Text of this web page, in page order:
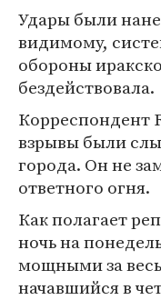
Удары были
видимому,
обороны
бездействовала.
Корреспондент
взрывы были
города. Он не
ответного огня.
Как полагает
ночь на
мощными за
начавшийся в